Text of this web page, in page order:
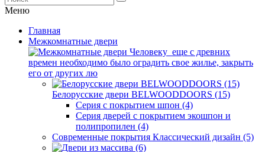
Меню
Главная
Межкомнатные двери
Человеку еще с древних
времен необходимо было оградить свое жилье, закрыть
его от других лю
Белорусские двери BELWOODDOORS (15)
Серия с покрытием шпон (4)
Серия дверей с покрытием экошпон и
полипропилен (4)
Современные покрытия Классический дизайн (5)